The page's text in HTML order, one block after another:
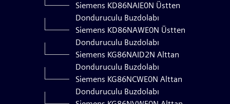
Siemens KD86NAIE0N Üstten
Donduruculu Buzdolabı
Siemens KD86NAWE0N Üstten
Donduruculu Buzdolabı
Siemens KG86NAID2N Alttan
Donduruculu Buzdolabı
Siemens KG86NCWE0N Alttan
Donduruculu Buzdolabı